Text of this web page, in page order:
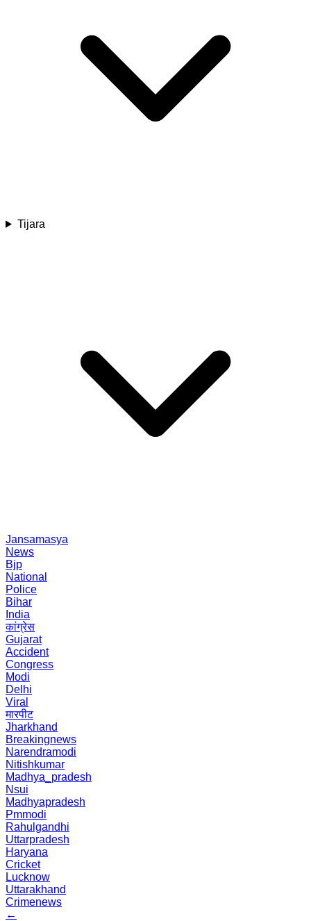
Tijara
Jansamasya
News
Bjp
National
Police
Bihar
India
कांग्रेस
Gujarat
Accident
Congress
Modi
Delhi
Viral
मारपीट
Jharkhand
Breakingnews
Narendramodi
Nitishkumar
Madhya_pradesh
Nsui
Madhyapradesh
Pmmodi
Rahulgandhi
Uttarpradesh
Haryana
Cricket
Lucknow
Uttarakhand
Crimenews
←